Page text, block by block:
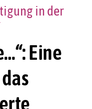
Eine
in der